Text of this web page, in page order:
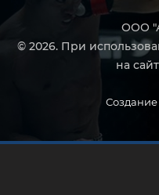
ООО
© 2026. При
на